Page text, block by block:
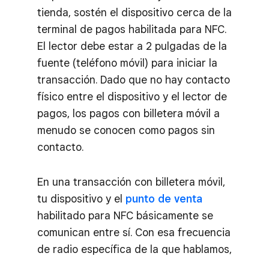
tienda, sostén el dispositivo cerca de la
terminal de pagos habilitada para NFC.
El lector debe estar a 2 pulgadas de la
fuente (teléfono móvil) para iniciar la
transacción. Dado que no hay contacto
físico entre el dispositivo y el lector de
pagos, los pagos con billetera móvil a
menudo se conocen como pagos sin
contacto.
En una transacción con billetera móvil,
tu dispositivo y el punto de venta
habilitado para NFC básicamente se
comunican entre sí. Con esa frecuencia
de radio específica de la que hablamos,